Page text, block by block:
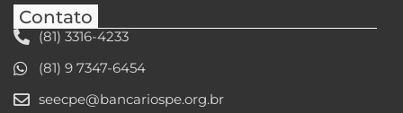
Contato
(81) 3316-4233
(81) 9 7347-6454
seecpe@bancariospe.org.br